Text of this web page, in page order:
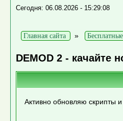
Сегодня: 06.08.2026 - 15:29:08
Главная сайта »
DEMOD 2 -
Активно обновляю скрипты